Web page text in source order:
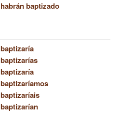
habrán baptizado
baptizaría
baptizarías
baptizaría
baptizaríamos
baptizaríais
baptizarían